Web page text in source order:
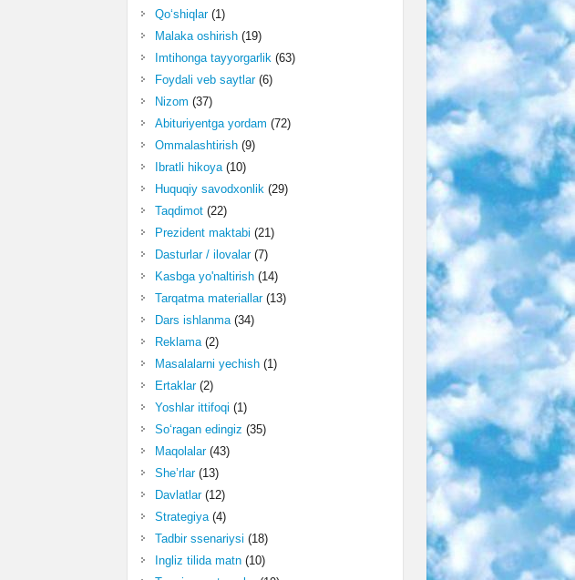
Qo‘shiqlar(1)
Malaka oshirish(19)
Imtihonga tayyorgarlik(63)
Foydali veb saytlar(6)
Nizom (37)
Abituriyentga yordam (72)
Ommalashtirish(9)
Ibratli hikoya(10)
Huquqiy savodxonlik(29)
Taqdimot(22)
Prezident maktabi (21)
Dasturlar / ilovalar(7)
Kasbga yo'naltirish(14)
Tarqatma materiallar(13)
Dars ishlanma(34)
Reklama(2)
Masalalarni yechish(1)
Ertaklar(2)
Yoshlar ittifoqi (1)
So‘ragan edingiz (35)
Maqolalar(43)
She’rlar(13)
Davlatlar(12)
Strategiya(4)
Tadbir ssenariysi (18)
Ingliz tilida matn(10)